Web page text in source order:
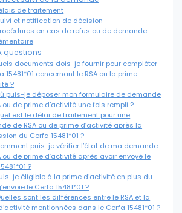
de traitement
et notification de décision
en cas de refus ou de demande
questions
documents dois-je fournir pour compléter
15481*01 concernant le RSA ou la prime
?
puis-je déposer mon formulaire de demande
ou de prime d’activité une fois rempli ?
est le délai de traitement pour une
de RSA ou de prime d’activité après la
du Cerfa 15481*01 ?
puis-je vérifier l’état de ma demande
ou de prime d’activité après avoir envoyé le
?
je éligible à la prime d’activité en plus du
le Cerfa 15481*01 ?
sont les différences entre le RSA et la
mentionnées dans le Cerfa 15481*01 ?